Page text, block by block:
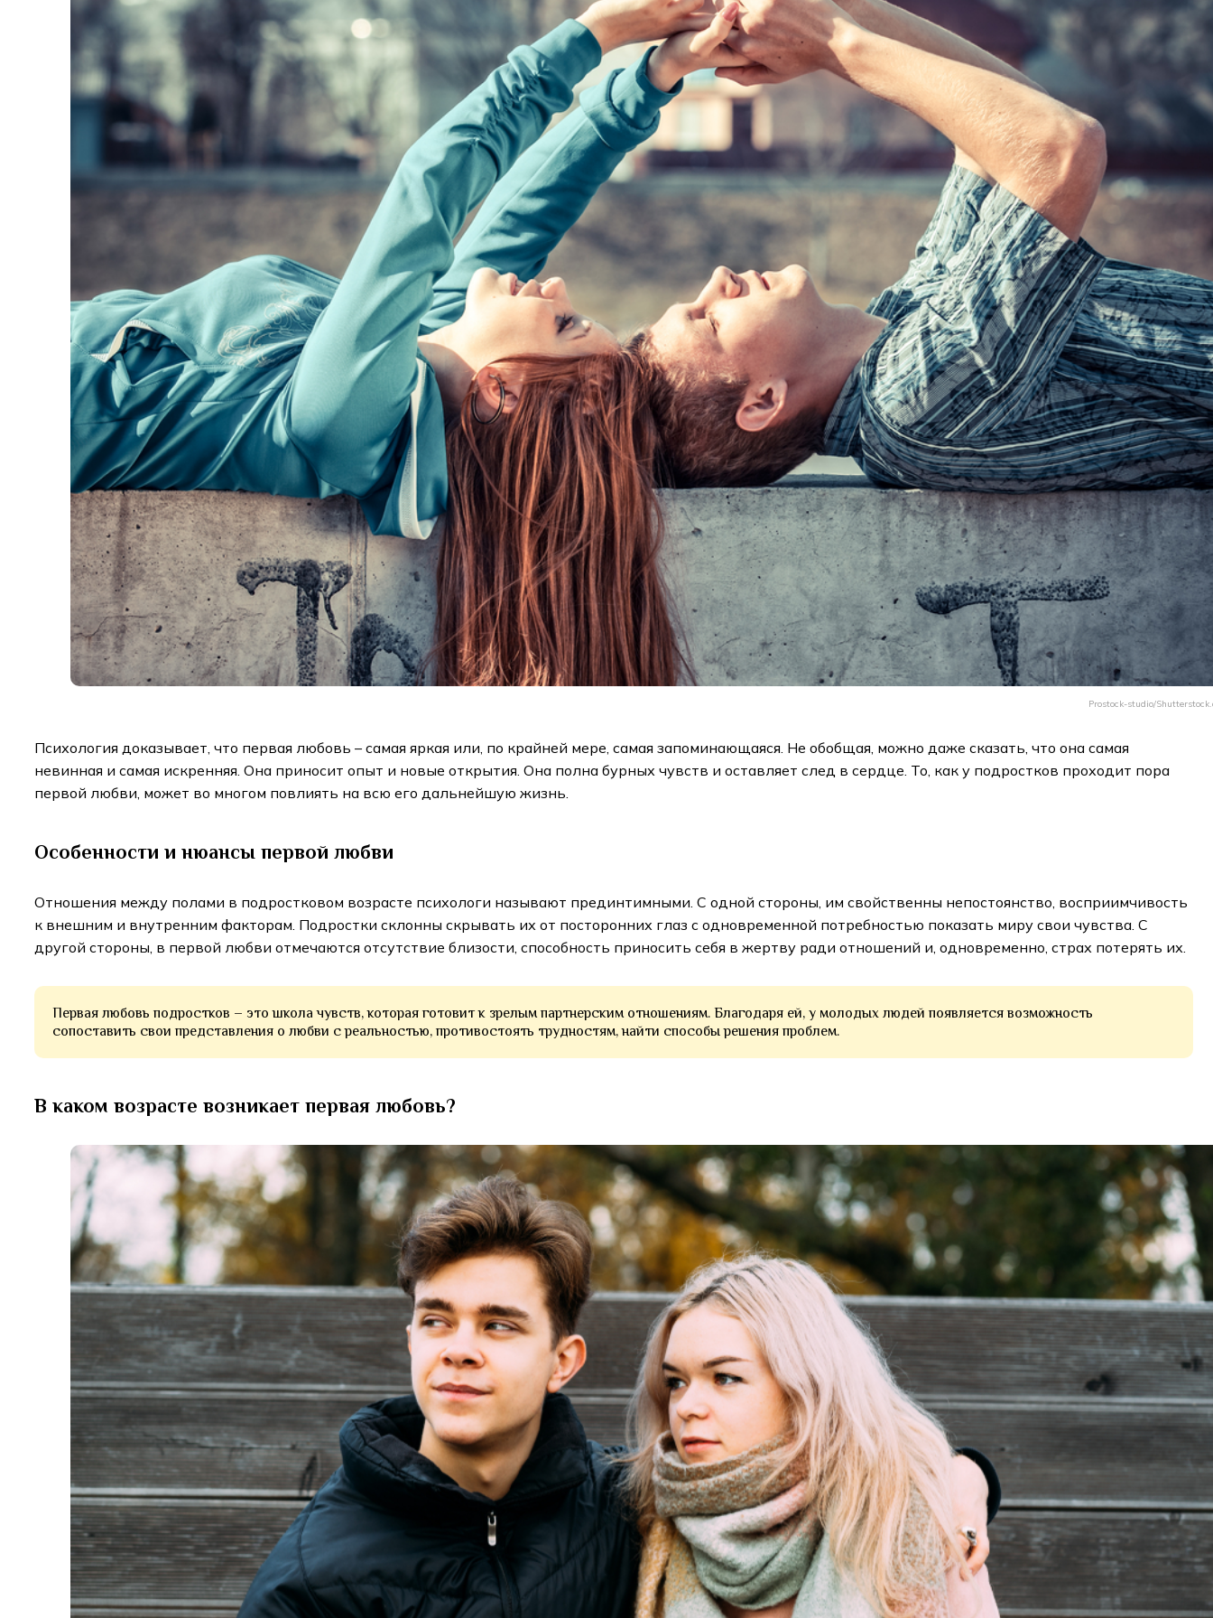
Prostock-studio/
Психология доказывает, что первая любовь – самая яркая или, по крайней мере, самая запоминающаяся. Не обобщая, можно даже сказать, что она самая
невинная и самая искренняя. Она приносит опыт и новые открытия. Она полна бурных чувств и оставляет след в сердце. То, как у подростков проходит пора
первой любви, может во многом повлиять на всю его дальнейшую жизнь.
Особенности и нюансы первой любви
Отношения между полами в подростковом возрасте психологи называют прединтимными. С одной стороны, им свойственны непостоянство, восприимчивость
к внешним и внутренним факторам. Подростки склонны скрывать их от посторонних глаз с одновременной потребностью показать миру свои чувства. С
другой стороны, в первой любви отмечаются отсутствие близости, способность приносить себя в жертву ради отношений и, одновременно, страх потерять их.
Первая любовь подростков – это школа чувств, которая готовит к зрелым партнерским отношениям. Благодаря ей, у молодых людей появляется возможность
сопоставить свои представления о любви с реальностью, противостоять трудностям, найти способы решения проблем.
В каком возрасте возникает первая любовь?